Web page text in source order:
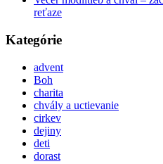
reťaze
Kategórie
advent
Boh
charita
chvály a uctievanie
cirkev
dejiny
deti
dorast